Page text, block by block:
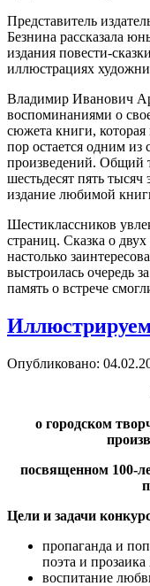
Представитель
Безнина рассказала
издания повести-
иллюстрациях
Владимир Иванович
воспоминаниями о
сюжета книги,
пор остается одним из
произведений. Общий
шестьдесят пять
издание любимой
Шестиклассников
страниц. Сказка о
настолько
выстроилась очередь
память о встрече
Опубликовано:
о городском
посвященном 100-
Цели и задачи
пропаганда и
поэта и
воспитание